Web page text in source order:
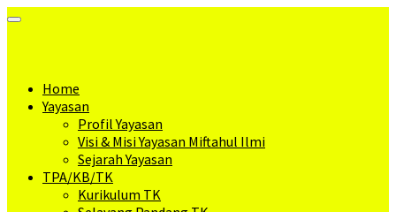
Toggle
Home
Yayasan
Profil Yayasan
Visi & Misi Yayasan Miftahul Ilmi
Sejarah Yayasan
TPA/KB/TK
Kurikulum TK